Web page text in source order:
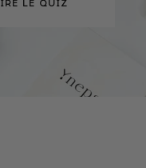
LE QUIZ